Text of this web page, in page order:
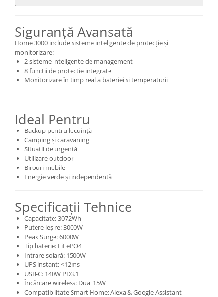
Siguranță Avansată
Home 3000 include sisteme inteligente de protecție și
monitorizare:
2 sisteme inteligente de management
8 funcții de protecție integrate
Monitorizare în timp real a bateriei și temperaturii
Ideal Pentru
Backup pentru locuință
Camping și caravaning
Situații de urgență
Utilizare outdoor
Birouri mobile
Energie verde și independentă
Specificații Tehnice
Capacitate: 3072Wh
Putere ieșire: 3000W
Peak Surge: 6000W
Tip baterie: LiFePO4
Intrare solară: 1500W
UPS instant: <12ms
USB-C: 140W PD3.1
Încărcare wireless: Dual 15W
Compatibilitate Smart Home: Alexa & Google Assistant